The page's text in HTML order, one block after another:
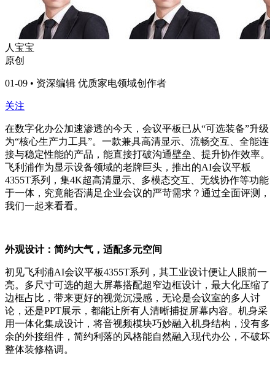
人宝宝
原创
01-09 • 资深编辑 优质家电领域创作者
关注
在数字化办公加速渗透的今天，会议平板已从“可选装备”升级
为“核心生产力工具”。一款兼具高清显示、流畅交互、全能连
接与稳定性能的产品，能直接打破沟通壁垒、提升协作效率。
飞利浦作为显示设备领域的老牌巨头，推出的AI会议平板
4355T系列，集4K超高清显示、多模态交互、无线协作等功能
于一体，究竟能否满足企业会议的严苛需求？通过全面评测，
我们一起来看看。
外观设计：简约大气，适配多元空间
初见飞利浦AI会议平板4355T系列，其工业设计便让人眼前一
亮。多尺寸可选的超大屏幕搭配超窄边框设计，最大化压缩了
边框占比，带来更好的视觉沉浸感，无论是会议室的多人讨
论，还是PPT展示，都能让所有人清晰捕捉屏幕内容。机身采
用一体化集成设计，将音视频模块巧妙融入机身结构，没有多
余的外接组件，简约利落的风格能自然融入现代办公，不破坏
整体装修格调。